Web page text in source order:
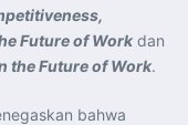
Future of Work dan
the Future of Work.
bahwa